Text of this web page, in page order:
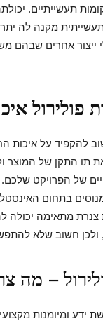
תעשייתיים.
מקנה לה
ייצור אחרים שבהם
פולירול
להקפיד על איכות
תו התקן של המוצר
של הפרויקט שלכם.
בתחום
צנרת מתאימה יכולה
חשוב שלא
– מה
ידע ומיומנות